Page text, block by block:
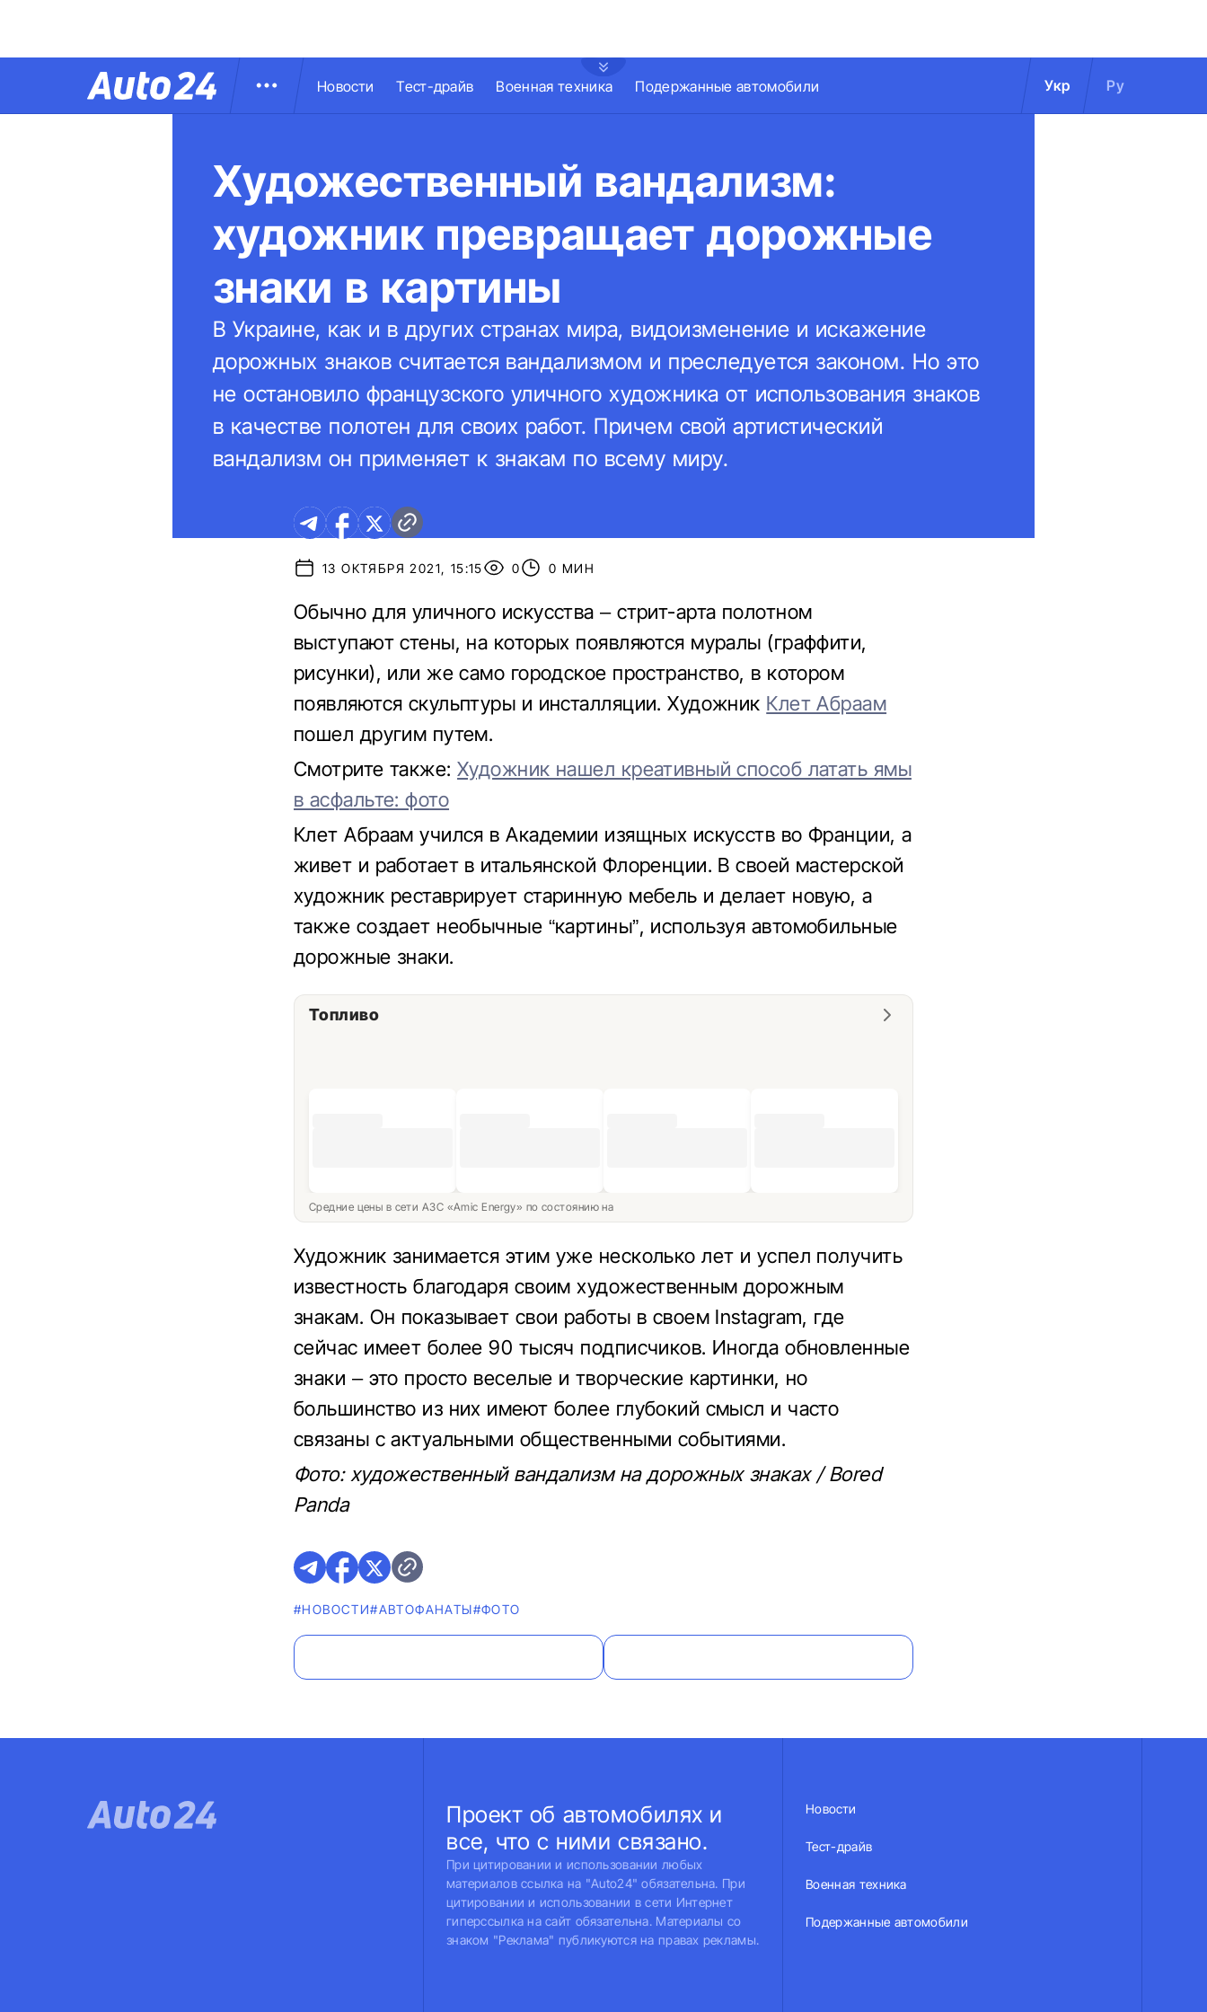
Новости Тест-драйв Военная техника Подержанные автомобили Укр Ру
Художественный вандализм:
художник превращает дорожные
знаки в картины
В Украине, как и в других странах мира, видоизменение и искажение
дорожных знаков считается вандализмом и преследуется законом. Но это
не остановило французского уличного художника от использования знаков
в качестве полотен для своих работ. Причем свой артистический
вандализм он применяет к знакам по всему миру.
13 ОКТЯБРЯ 2021, 15:15 0 0 МИН
Обычно для уличного искусства – стрит-арта полотном
выступают стены, на которых появляются муралы (граффити,
рисунки), или же само городское пространство, в котором
появляются скульптуры и инсталляции. Художник Клет Абраам
пошел другим путем.
Смотрите также:Художник нашел креативный способ латать ямы
в асфальте: фото
Клет Абраам учился в Академии изящных искусств во Франции, а
живет и работает в итальянской Флоренции. В своей мастерской
художник реставрирует старинную мебель и делает новую, а
также создает необычные “картины”, используя автомобильные
дорожные знаки.
Топливо
Средние цены в сети АЗС «Amic Energy» по состоянию на
Художник занимается этим уже несколько лет и успел получить
известность благодаря своим художественным дорожным
знакам. Он показывает свои работы в своем Instagram, где
сейчас имеет более 90 тысяч подписчиков. Иногда обновленные
знаки – это просто веселые и творческие картинки, но
большинство из них имеют более глубокий смысл и часто
связаны с актуальными общественными событиями.
Фото: художественный вандализм на дорожных знаках / Bored
Panda
#НОВОСТИ#AВТОФАНАТЫ#ФОТО
Проект об автомобилях и
все, что с ними связано.
При цитировании и использовании любых
материалов ссылка на "Auto24" обязательна. При
цитировании и использовании в сети Интернет
гиперссылка на сайт обязательна. Материалы со
знаком "Реклама" публикуются на правах рекламы.
Новости
Тест-драйв
Военная техника
Подержанные автомобили